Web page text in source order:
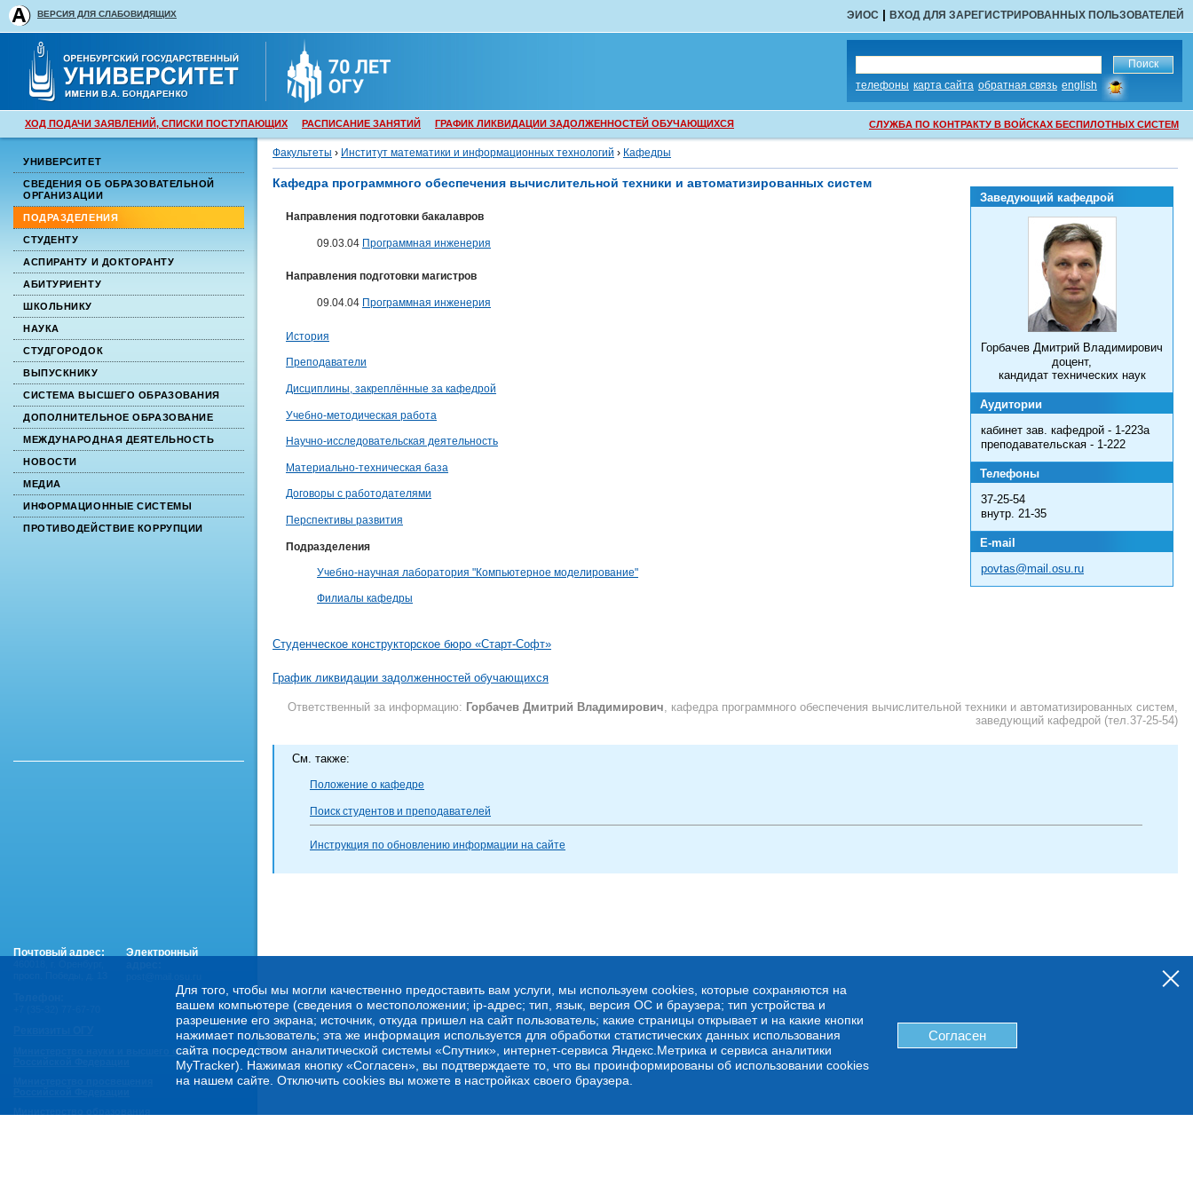
ЭИОС | ВХОД ДЛЯ ЗАРЕГИСТРИРОВАННЫХ ПОЛЬЗОВАТЕЛЕЙ
ВЕРСИЯ ДЛЯ СЛАБОВИДЯЩИХ
телефоны карта сайта обратная связь english
сообщить
об
ошибке
СЛУЖБА ПО КОНТРАКТУ В ВОЙСКАХ БЕСПИЛОТНЫХ СИСТЕМ
ХОД ПОДАЧИ ЗАЯВЛЕНИЙ, СПИСКИ ПОСТУПАЮЩИХ РАСПИСАНИЕ ЗАНЯТИЙ ГРАФИК ЛИКВИДАЦИИ ЗАДОЛЖЕННОСТЕЙ ОБУЧАЮЩИХСЯ
УНИВЕРСИТЕТ
СВЕДЕНИЯ ОБ ОБРАЗОВАТЕЛЬНОЙ
ОРГАНИЗАЦИИ
ПОДРАЗДЕЛЕНИЯ
СТУДЕНТУ
АСПИРАНТУ И ДОКТОРАНТУ
АБИТУРИЕНТУ
ШКОЛЬНИКУ
НАУКА
СТУДГОРОДОК
ВЫПУСКНИКУ
СИСТЕМА ВЫСШЕГО ОБРАЗОВАНИЯ
ДОПОЛНИТЕЛЬНОЕ ОБРАЗОВАНИЕ
МЕЖДУНАРОДНАЯ ДЕЯТЕЛЬНОСТЬ
НОВОСТИ
МЕДИА
ИНФОРМАЦИОННЫЕ СИСТЕМЫ
ПРОТИВОДЕЙСТВИЕ КОРРУПЦИИ
Факультеты › Институт математики и информационных технологий › Кафедры
Заведующий кафедрой
Горбачев Дмитрий Владимирович
доцент,
кандидат технических наук
Аудитории
кабинет зав. кафедрой - 1-223а
преподавательская - 1-222
Телефоны
37-25-54
внутр. 21-35
E-mail
povtas@mail.osu.ru
Кафедра программного обеспечения вычислительной техники и автоматизированных систем
Направления подготовки бакалавров
09.03.04 Программная инженерия
Направления подготовки магистров
09.04.04 Программная инженерия
История
Преподаватели
Дисциплины, закреплённые за кафедрой
Учебно-методическая работа
Научно-исследовательская деятельность
Материально-техническая база
Договоры с работодателями
Перспективы развития
Подразделения
Учебно-научная лаборатория "Компьютерное моделирование"
Филиалы кафедры
Студенческое конструкторское бюро «Старт-Софт»
График ликвидации задолженностей обучающихся
Ответственный за информацию: Горбачев Дмитрий Владимирович, кафедра программного обеспечения вычислительной техники и автоматизированных систем,
заведующий кафедрой (тел.37-25-54)
Cм. также:
Положение о кафедре
Поиск студентов и преподавателей
Инструкция по обновлению информации на сайте
Для того, чтобы мы могли качественно предоставить вам услуги, мы используем cookies, которые сохраняются на
вашем компьютере (сведения о местоположении; ip-адрес; тип, язык, версия ОС и браузера; тип устройства и
разрешение его экрана; источник, откуда пришел на сайт пользователь; какие страницы открывает и на какие кнопки
нажимает пользователь; эта же информация используется для обработки статистических данных использования
сайта посредством аналитической системы «Спутник», интернет-сервиса Яндекс.Метрика и сервиса аналитики
MyTracker). Нажимая кнопку «Согласен», вы подтверждаете то, что вы проинформированы об использовании cookies
на нашем сайте. Отключить cookies вы можете в настройках своего браузера.
Согласен
Почтовый адрес:
Электронный
Министерство науки и высшего образования